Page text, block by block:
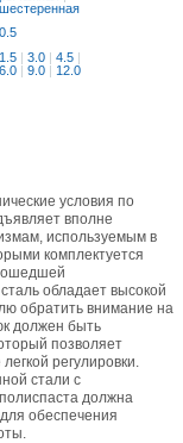
шестеренная
0.5
1.5 | 3.0 | 4.5 |
6.0 | 9.0 | 12.0
условия по
вполне
используемым в
комплектуется
обладает высокой
обратить внимание на
должен быть
позволяет
регулировки.
стали с
должна
обеспечения